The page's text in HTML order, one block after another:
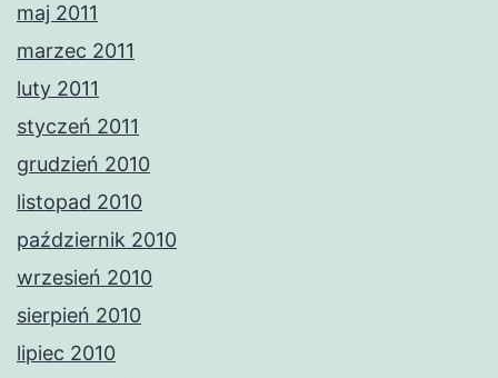
maj 2011
marzec 2011
luty 2011
styczeń 2011
grudzień 2010
listopad 2010
październik 2010
wrzesień 2010
sierpień 2010
lipiec 2010